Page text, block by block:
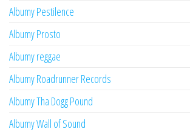
Albumy Pestilence
Albumy Prosto
Albumy reggae
Albumy Roadrunner Records
Albumy Tha Dogg Pound
Albumy Wall of Sound